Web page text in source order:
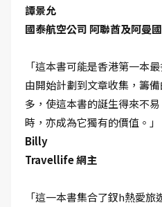
譚景允
國泰航空公司 阿聯酋及阿曼
「這本書可能是香港第一本
由開始計劃到文章收集，籌
多，使這本書的誕生得來不
時，亦成為它獨有的價值。」
Billy
Travellife 網主
「這一本書集合了釵h熱愛